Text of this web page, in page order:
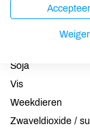
Schaaldieren
Soja
Vis
Weekdieren
Zwaveldioxide /